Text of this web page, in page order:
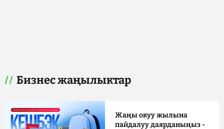
Бизнес жаңылыктар
Жаңы окуу жылына
пайдалуу даярданыңыз -